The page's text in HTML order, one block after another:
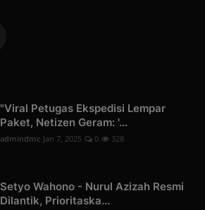
"Viral Petugas Ekspedisi Lempar
Paket, Netizen Geram: '...
admindmc Jan 7, 2025 0 328
Setyo Wahono - Nurul Azizah Resmi
Dilantik, Prioritaska...